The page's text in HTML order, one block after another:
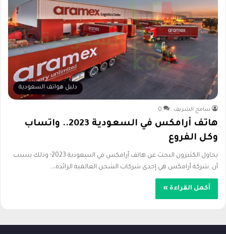
دليل هواتف السعودية
سامح الشريف 0
هاتف أرامكس في السعودية 2023.. واتساب
وكل الفروع
يحاول الكثيرون البحث عن هاتف أرامكس في السعودية 2023؛ وذلك بسبب
أن شركة أرامكس هي إحدى شركات الشحن العالمية الرائدة،…
أكمل القراءة »